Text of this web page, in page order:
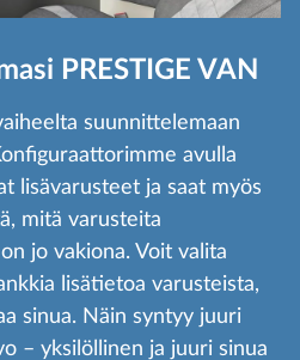
PRESTIGE VAN
suunnittelemaan
avulla
lisävarusteet ja saat myös
mitä varusteita
jo vakiona. Voit valita
lisätietoa varusteista,
sinua. Näin syntyy juuri
– yksilöllinen ja juuri sinua